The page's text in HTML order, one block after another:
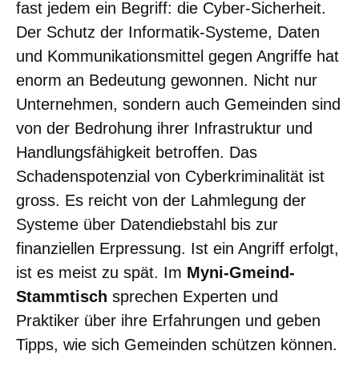
fast jedem ein Begriff: die Cyber-Sicherheit.
Der Schutz der Informatik-Systeme, Daten
und Kommunikationsmittel gegen Angriffe hat
enorm an Bedeutung gewonnen. Nicht nur
Unternehmen, sondern auch Gemeinden sind
von der Bedrohung ihrer Infrastruktur und
Handlungsfähigkeit betroffen. Das
Schadenspotenzial von Cyberkriminalität ist
gross. Es reicht von der Lahmlegung der
Systeme über Datendiebstahl bis zur
finanziellen Erpressung. Ist ein Angriff erfolgt,
ist es meist zu spät. Im Myni-Gmeind-
Stammtisch sprechen Experten und
Praktiker über ihre Erfahrungen und geben
Tipps, wie sich Gemeinden schützen können.